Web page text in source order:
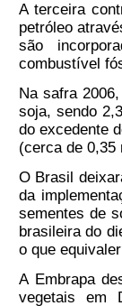
A terceira
petróleo
são
combustível
Na safra
soja, sendo
do excedente
(cerca de 0,35
O Brasil
da
sementes de
brasileira do
o que
A Embrapa
vegetais em